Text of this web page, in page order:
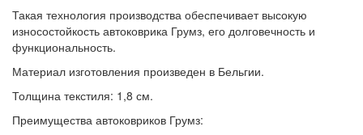
Такая технология производства обеспечивает высокую
износостойкость автоковрика Грумз, его долговечность и
функциональность.
Материал изготовления произведен в Бельгии.
Толщина текстиля: 1,8 см.
Преимущества автоковриков Грумз: